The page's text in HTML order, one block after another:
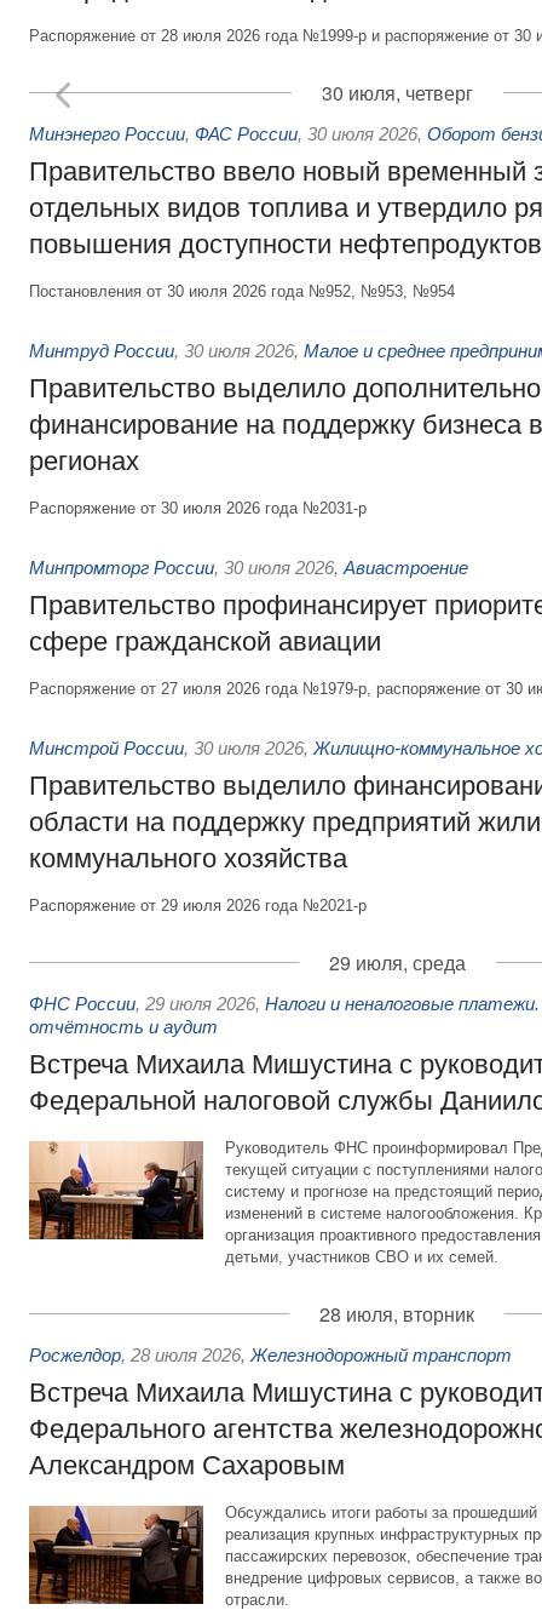
Распоряжение от 28 июля 2026 года №1999-р и распоряжение от
30 июля, четверг
Минэнерго России, ФАС России, 30 июля 2026, Оборот
Правительство ввело новый временный
отдельных видов топлива и утвердило
повышения доступности нефтепродуктов
Постановления от 30 июля 2026 года №952, №953, №954
Минтруд России, 30 июля 2026, Малое и среднее
Правительство выделило
финансирование на поддержку бизнеса
регионах
Распоряжение от 30 июля 2026 года №2031-р
Минпромторг России, 30 июля 2026, Авиастроение
Правительство профинансирует
сфере гражданской авиации
Распоряжение от 27 июля 2026 года №1979-р, распоряжение от 30
Минстрой России, 30 июля 2026, Жилищно-коммунальное
Правительство выделило
области на поддержку предприятий
коммунального хозяйства
Распоряжение от 29 июля 2026 года №2021-р
29 июля, среда
ФНС России, 29 июля 2026, Налоги и неналоговые
отчётность и аудит
Встреча Михаила Мишустина с
Федеральной налоговой службы
Руководитель ФНС проинформировал
текущей ситуации с поступлениями
систему и прогнозе на предстоящий
изменений в системе налогообложения.
организация проактивного
детьми, участников СВО и их семей.
28 июля, вторник
Росжелдор, 28 июля 2026, Железнодорожный транспорт
Встреча Михаила Мишустина с
Федерального агентства
Александром Сахаровым
Обсуждались итоги работы за
реализация крупных инфраструктурных
пассажирских перевозок, обеспечение
внедрение цифровых сервисов, а также
отрасли.